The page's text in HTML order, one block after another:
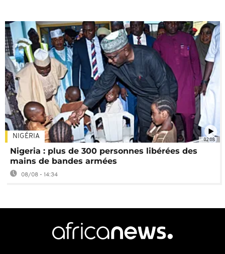
02:08
NIGÉRIA
Nigeria : plus de 300 personnes libérées des
mains de bandes armées
08/08 - 14:34